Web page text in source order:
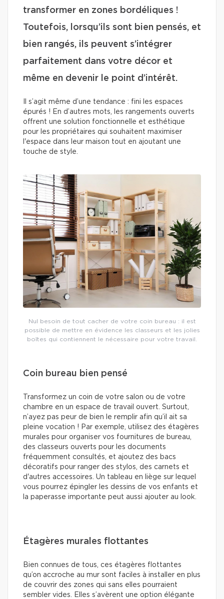
transformer en zones bordéliques !
Toutefois, lorsqu’ils sont bien pensés, et
bien rangés, ils peuvent s’intégrer
parfaitement dans votre décor et
même en devenir le point d’intérêt.
Il s’agit même d’une tendance : fini les espaces
épurés ! En d’autres mots, les rangements ouverts
offrent une solution fonctionnelle et esthétique
pour les propriétaires qui souhaitent maximiser
l'espace dans leur maison tout en ajoutant une
touche de style.
Nul besoin de tout cacher de votre coin bureau : il est
possible de mettre en évidence les classeurs et les jolies
boîtes qui contiennent le nécessaire pour votre travail.
Coin bureau bien pensé
Transformez un coin de votre salon ou de votre
chambre en un espace de travail ouvert. Surtout,
n’ayez pas peur de bien le remplir afin qu’il ait sa
pleine vocation ! Par exemple, utilisez des étagères
murales pour organiser vos fournitures de bureau,
des classeurs ouverts pour les documents
fréquemment consultés, et ajoutez des bacs
décoratifs pour ranger des stylos, des carnets et
d'autres accessoires. Un tableau en liège sur lequel
vous pourrez épingler les dessins de vos enfants et
la paperasse importante peut aussi ajouter au look.
Étagères murales flottantes
Bien connues de tous, ces étagères flottantes
qu’on accroche au mur sont faciles à installer en plus
de couvrir des zones qui sans elles pourraient
sembler vides. Elles s’avèrent une option élégante